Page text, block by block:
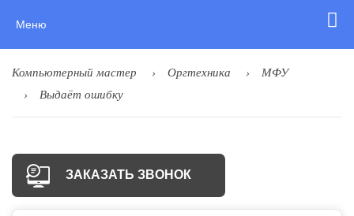
Меню
Компьютерный мастер Оргтехника
МФУ
Выдаёт ошибку
ЗАКАЗАТЬ ЗВОНОК